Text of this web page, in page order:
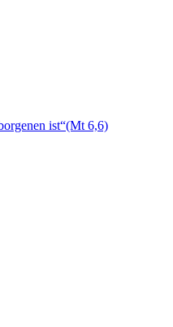
ist“(Mt 6,6)